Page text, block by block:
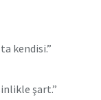
kendisi.”
şart.”